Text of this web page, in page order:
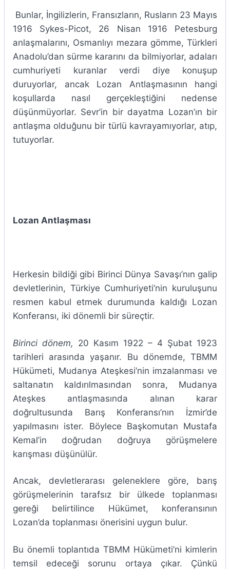
Bunlar, İngilizlerin, Fransızların, Rusların 23 Mayıs
1916 Sykes-Picot, 26 Nisan 1916 Petesburg
anlaşmalarını, Osmanlıyı mezara gömme, Türkleri
Anadolu’dan sürme kararını da bilmiyorlar, adaları
cumhuriyeti kuranlar verdi diye konuşup
duruyorlar, ancak Lozan Antlaşmasının hangi
koşullarda nasıl gerçekleştiğini nedense
düşünmüyorlar. Sevr’in bir dayatma Lozan’ın bir
antlaşma olduğunu bir türlü kavrayamıyorlar, atıp,
tutuyorlar.
Lozan Antlaşması
Herkesin bildiği gibi Birinci Dünya Savaşı’nın galip
devletlerinin, Türkiye Cumhuriyeti’nin kuruluşunu
resmen kabul etmek durumunda kaldığı Lozan
Konferansı, iki dönemli bir süreçtir.
Birinci dönem, 20 Kasım 1922 – 4 Şubat 1923
tarihleri arasında yaşanır. Bu dönemde, TBMM
Hükümeti, Mudanya Ateşkesi’nin imzalanması ve
saltanatın kaldırılmasından sonra, Mudanya
Ateşkes antlaşmasında alınan karar
doğrultusunda Barış Konferansı’nın İzmir’de
yapılmasını ister. Böylece Başkomutan Mustafa
Kemal’in doğrudan doğruya görüşmelere
karışması düşünülür.
Ancak, devletlerarası geleneklere göre, barış
görüşmelerinin tarafsız bir ülkede toplanması
gereği belirtilince Hükümet, konferansının
Lozan’da toplanması önerisini uygun bulur.
Bu önemli toplantıda TBMM Hükümeti’ni kimlerin
temsil edeceği sorunu ortaya çıkar. Çünkü